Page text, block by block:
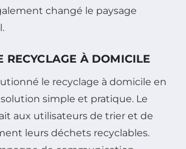
changé le paysage
RECYCLAGE À DOMICILE
le recyclage à domicile en
simple et pratique. Le
aux utilisateurs de trier et de
leurs déchets recyclables.